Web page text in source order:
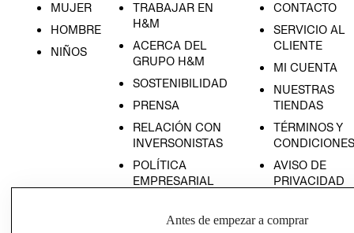
MUJER
HOMBRE
NIÑOS
TRABAJAR EN
H&M
ACERCA DEL
GRUPO H&M
SOSTENIBILIDAD
PRENSA
RELACIÓN CON
INVERSONISTAS
POLÍTICA
EMPRESARIAL
CONTACTO
SERVICIO AL
CLIENTE
MI CUENTA
NUESTRAS
TIENDAS
TÉRMINOS Y
CONDICIONES
AVISO DE
PRIVACIDAD
AVISO DE
Antes de empezar a comprar